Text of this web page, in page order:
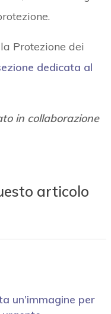
Protezione dei
dedicata al
in collaborazione
articolo
un’immagine per